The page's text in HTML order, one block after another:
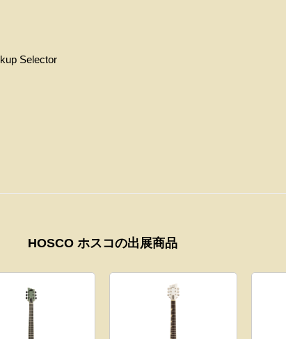
Selector
HOSCO ホスコの出展商品